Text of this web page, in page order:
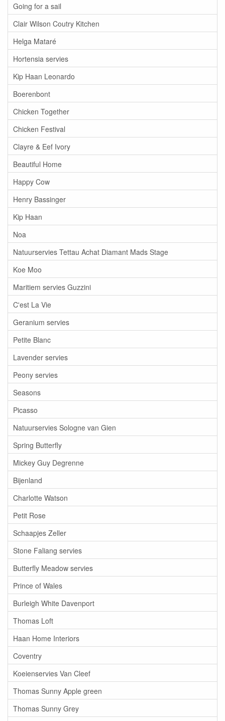
Going for a sail
Clair Wilson Coutry Kitchen
Helga Mataré
Hortensia servies
Kip Haan Leonardo
Boerenbont
Chicken Together
Chicken Festival
Clayre & Eef Ivory
Beautiful Home
Happy Cow
Henry Bassinger
Kip Haan
Noa
Natuurservies Tettau Achat Diamant Mads Stage
Koe Moo
Maritiem servies Guzzini
C'est La Vie
Geranium servies
Petite Blanc
Lavender servies
Peony servies
Seasons
Picasso
Natuurservies Sologne van Gien
Spring Butterfly
Mickey Guy Degrenne
Bijenland
Charlotte Watson
Petit Rose
Schaapjes Zeller
Stone Faliang servies
Butterfly Meadow servies
Prince of Wales
Burleigh White Davenport
Thomas Loft
Haan Home Interiors
Coventry
Koeienservies Van Cleef
Thomas Sunny Apple green
Thomas Sunny Grey